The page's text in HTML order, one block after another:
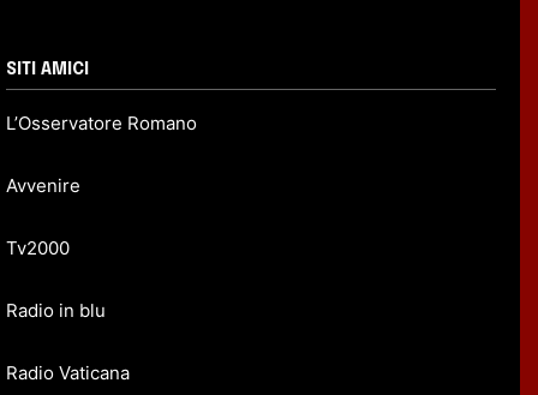
SITI AMICI
L’Osservatore Romano
Avvenire
Tv2000
Radio in blu
Radio Vaticana